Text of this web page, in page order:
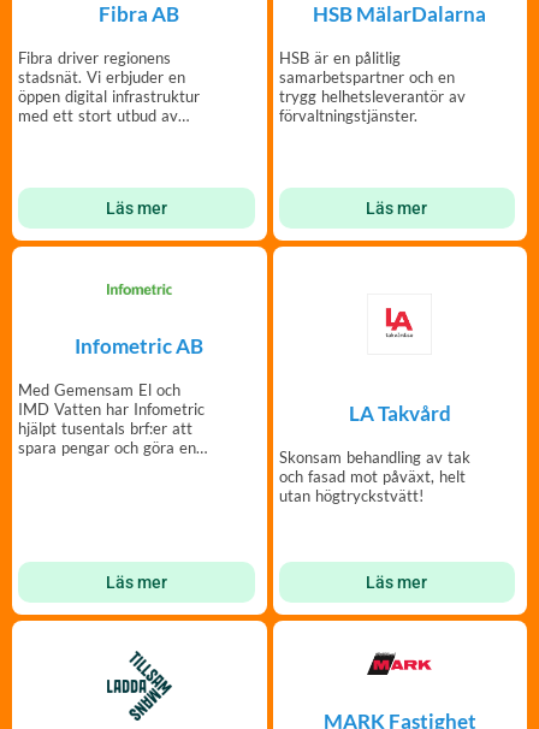
Fibra AB
Fibra driver regionens
stadsnät. Vi erbjuder en
öppen digital infrastruktur
med ett stort utbud av
Läs mer
HSB MälarDalarna
HSB är en pålitlig
samarbetspartner och en
trygg helhetsleverantör av
förvaltningstjänster.
Läs mer
Infometric AB
Med Gemensam El och
IMD Vatten har Infometric
hjälpt tusentals brf:er att
spara pengar och göra en
Läs mer
LA Takvård
Skonsam behandling av tak
och fasad mot påväxt, helt
utan högtryckstvätt!
Läs mer
MARK Fastighet